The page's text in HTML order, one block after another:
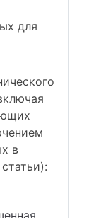
для
в